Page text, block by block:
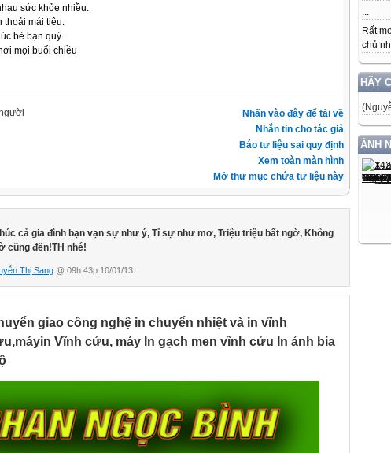
...
Rất
chủ
HÃY
ẢNH
sức khỏe nhiều.
thoải mái tiêu.
bè bạn quý.
mọi buổi chiều
Nhấn vào đây để tải về
Nhắn tin cho tác giả
Báo tư liệu sai quy định
Xem toàn màn hình
Mở thư mục chứa tư liệu này
cả gia đình bạn vạn sự như ý, Tỉ sự như mơ, Triệu triệu bất ngờ, Không
cũng đến!TH nhé!
Thị Sang @ 09h:43p 10/01/13
giao công nghệ in chuyển nhiệt và in vĩnh
Vĩnh cửu, máy In gạch men vĩnh cửu In ảnh bia